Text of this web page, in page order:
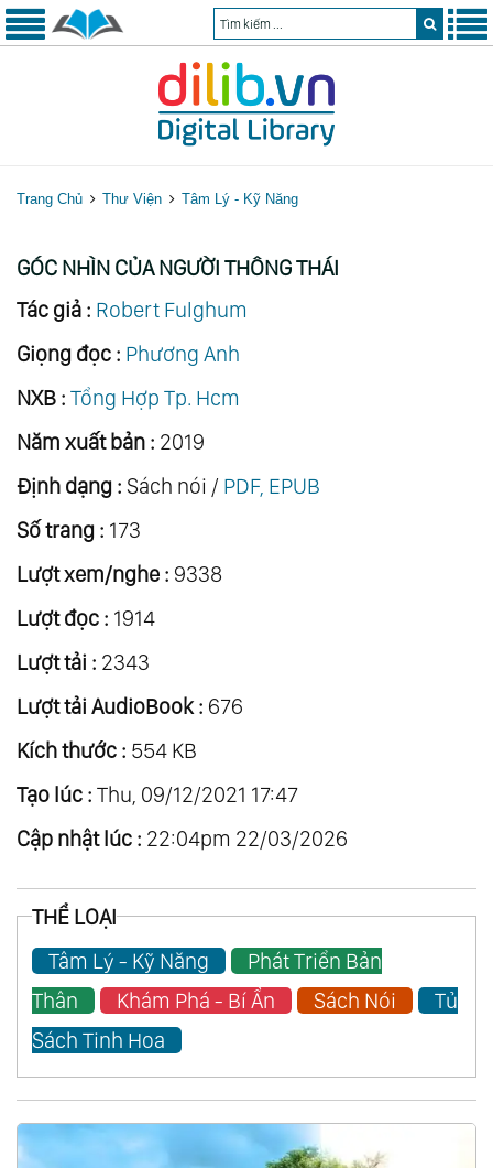
Trang Chủ Thư Viện Tâm Lý - Kỹ Năng
GÓC NHÌN CỦA NGƯỜI THÔNG THÁI
Tác giả : Robert Fulghum
Giọng đọc : Phương Anh
NXB : Tổng Hợp Tp. Hcm
Năm xuất bản : 2019
Định dạng : Sách nói / PDF, EPUB
Số trang : 173
Lượt xem/nghe : 9338
Lượt đọc : 1914
Lượt tải : 2343
Lượt tải AudioBook : 676
Kích thước : 554 KB
Tạo lúc : Thu, 09/12/2021 17:47
Cập nhật lúc : 22:04pm 22/03/2026
THỂ LOẠI
Tâm Lý - Kỹ Năng
Phát Triển Bản
Thân
Khám Phá - Bí Ẩn Sách Nói
Tủ
Sách Tinh Hoa